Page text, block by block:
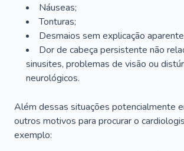
Náuseas;
Tonturas;
Desmaios sem explicação
Dor de cabeça persistente não
sinusites, problemas de visão ou
neurológicos.
Além dessas situações potencialmente
outros motivos para procurar o
exemplo: